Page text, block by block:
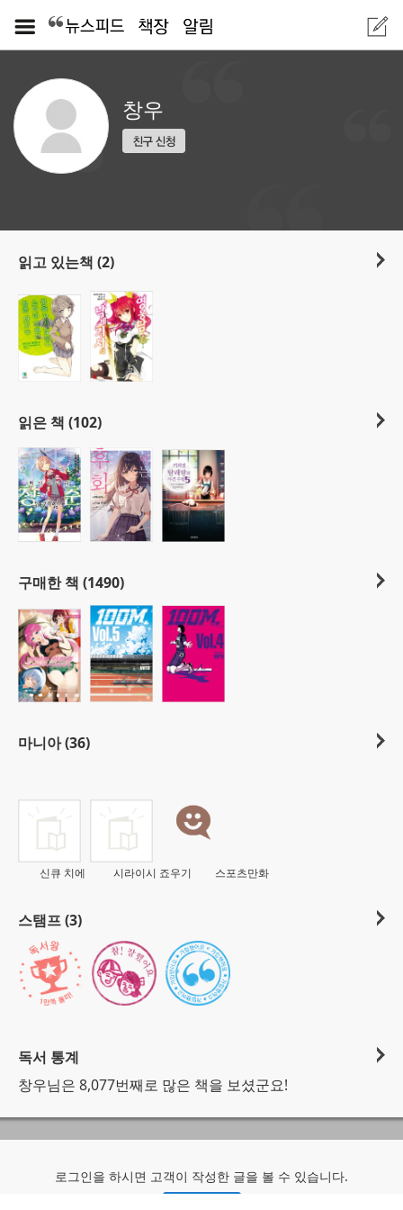
창우
읽고 있는책 (2)
읽은 책 (102)
구매한 책 (1490)
마니아 (36)
신큐 치에 시라이시 죠우기 스포츠만화
스탬프 (3)
독서 통계
창우님은 8,077번째로 많은 책을 보셨군요!
로그인을 하시면 고객이 작성한 글을 볼 수 있습니다.